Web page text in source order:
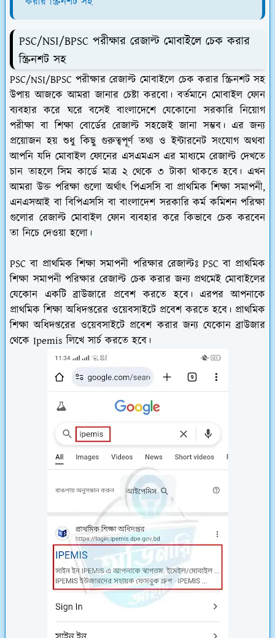
PSC/NSI/BPSC পরীক্ষার রেজাল্ট মোবাইলে চেক করার
স্ক্রিনশট সহ
PSC/NSI/BPSC পরীক্ষার রেজাল্ট মোবাইলে চেক করার স্ক্রিনশট সহ
উপায় আজকে আমরা জানার চেষ্টা করবো। বর্তমানে মোবাইল ফোন
ব্যবহার করে ঘরে বসেই বাংলাদেশে যেকোনো সরকারি নিয়োগ
পরীক্ষা বা শিক্ষা বোর্ডের রেজাল্ট সহজেই জানা সম্ভব। এর জন্য
প্রয়োজন হয় শুধু কিছু গুরুত্বপূর্ণ তথ্য ও ইন্টারনেট সংযোগ অথবা
আপনি যদি মোবাইল ফোনের এসএমএস এর মাধ্যমে রেজাল্ট দেখতে
চান তাহলে সিম কার্ডে মাত্র ২ থেকে ৩ টাকা থাকতে হবে। এখন
আমরা উক্ত পরিক্ষা গুলো অর্থাৎ পিএসসি বা প্রাথমিক শিক্ষা সমাপনী,
এনএসআই বা বিপিএসসি বা বাংলাদেশ সরকারি কর্ম কমিশন পরিক্ষা
গুলোর রেজাল্ট মোবাইল ফোন ব্যবহার করে কিভাবে চেক করবেন
তা নিচে দেওয়া হলো।
PSC বা প্রাথমিক শিক্ষা সমাপনী পরিক্ষার রেজাল্টঃ PSC বা প্রাথমিক
শিক্ষা সমাপনী পরিক্ষার রেজাল্ট চেক করার জন্য প্রথমেই মোবাইলের
যেকোন একটি ব্রাউজারে প্রবেশ করতে হবে। এরপর আপনাকে
প্রাথমিক শিক্ষা অধিদপ্তরের ওয়েবসাইটে প্রবেশ করতে হবে। প্রাথমিক
শিক্ষা অধিদপ্তরের ওয়েবসাইটে প্রবেশ করার জন্য যেকোন ব্রাউজার
থেকে Ipemis লিখে সার্চ করতে হবে।